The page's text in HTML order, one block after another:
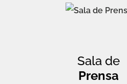
Sala de
Prensa